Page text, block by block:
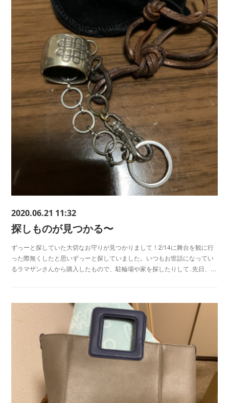
2020.06.21 11:32
探しものが見つかる〜
ずっーと探していた大切なお守りが見つかりまして！2/14に舞台を観に行
った際無くしたと思いずっーと探していました。いつもお世話になってい
るラマザンさんから購入したもので、駐輪場や家を探したりして‥先日、…